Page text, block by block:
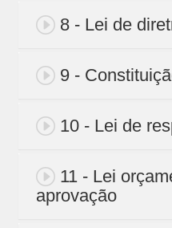
8 - Lei de
9 -
10 - Lei de
11 - Lei
aprovação